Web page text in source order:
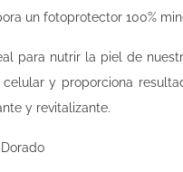
un fotoprotector 100%
para nutrir la piel de
y proporciona
y revitalizante.